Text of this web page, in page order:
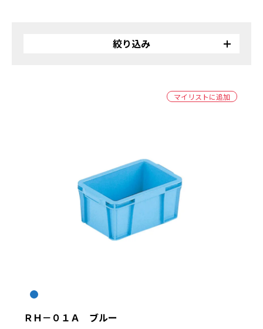
絞り込み
マイリストに追加
ＲＨ－０１Ａ ブルー